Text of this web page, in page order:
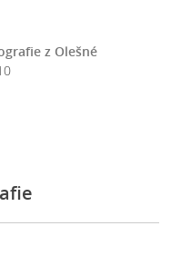
z Olešné